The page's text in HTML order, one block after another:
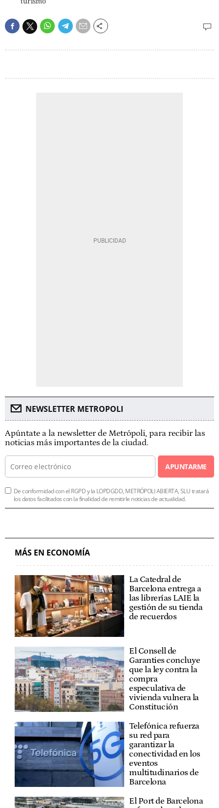
NEWSLETTER METROPOLI
Apúntate a la newsletter de Metrópoli, para recibir las
noticias más importantes de la ciudad.
APUNTARME
De conformidad con el RGPD y la LOPDGDD, METRÓPOLI ABIERTA, SLU tratará
los datos facilitados con la finalidad de remitirle noticias de actualidad.
MÁS EN ECONOMÍA
La Catedral de
Barcelona entrega a
las librerías LAIE la
gestión de su tienda
de recuerdos
El Consell de
Garanties concluye
que la ley contra la
compra
especulativa de
vivienda vulnera la
Constitución
Telefónica refuerza
su red para
garantizar la
conectividad en los
eventos
multitudinarios de
Barcelona
El Port de Barcelona